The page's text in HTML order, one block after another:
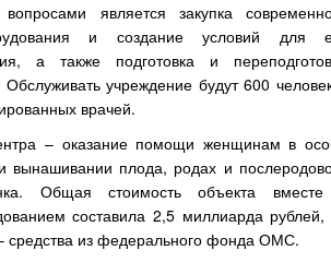
является закупка
и создание условий для
а также подготовка и
Обслуживать учреждение будут 600
врачей.
– оказание помощи женщинам в
вынашивании плода, родах и
Общая стоимость объекта
составила 2,5 миллиарда рублей,
средства из федерального фонда ОМС.